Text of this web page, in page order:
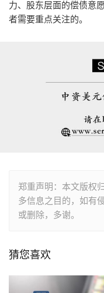
力、股东层面的偿债意
者需要重点关注的。
郑重声明：本文版权
多信息之目的，如有
或删除，多谢。
猜您喜欢